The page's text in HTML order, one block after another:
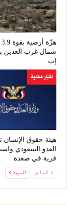
شمال غرب العدين
إب
اخبار محلية
هيئة حقوق الإنسان
العدو السعودي
قرية في صعدة
السابق المزيد